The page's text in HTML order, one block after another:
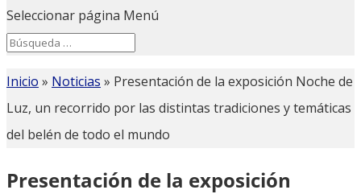
Seleccionar página Menú
Search
for...
Inicio » Noticias » Presentación de la exposición Noche de
Luz, un recorrido por las distintas tradiciones y temáticas
del belén de todo el mundo
Presentación de la exposición